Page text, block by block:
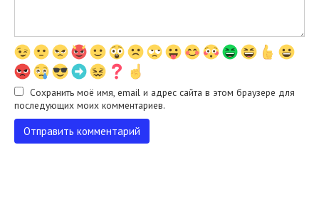
Сохранить моё имя, email и адрес сайта в этом браузере для
последующих моих комментариев.